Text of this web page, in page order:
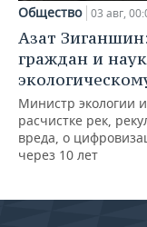
Общество 03 авг,
Азат
граждан и
Министр экологии
расчистке рек,
вреда, о
через 10 лет